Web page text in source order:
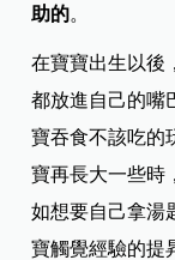
助的。
在寶寶出生以後
都放進自己的嘴
寶吞食不該吃的
寶再長大一些時
如想要自己拿湯
寶觸覺經驗的提